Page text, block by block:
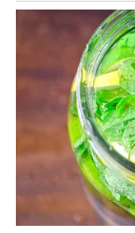
У коридор дійсно
Вона бачила
додому, щоб